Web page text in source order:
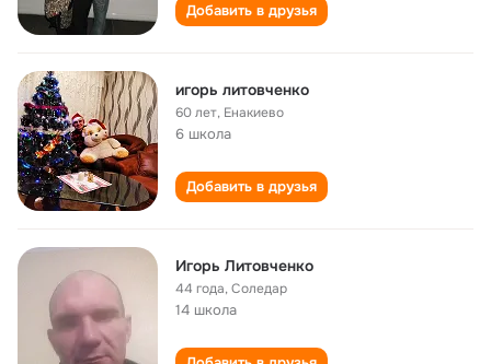
Добавить в друзья
игорь литовченко
60 лет, Енакиево
6 школа
Добавить в друзья
Игорь Литовченко
44 года,Соледар
14 школа